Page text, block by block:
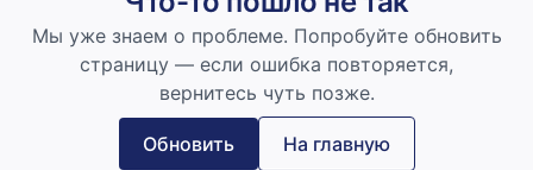
Мы уже знаем о проблеме. Попробуйте обновить
страницу — если ошибка повторяется,
вернитесь чуть позже.
Обновить На главную